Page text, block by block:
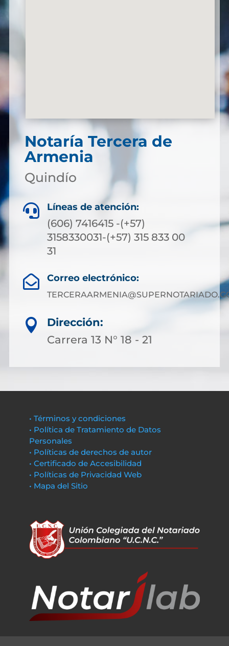
Notaría Tercera de
Armenia
Quindío
 Líneas de atención:
(606) 7416415 -(+57)
3158330031-(+57) 315 833 00
31
 Correo electrónico:

Dirección:
Carrera 13 N° 18 - 21
• Términos y condiciones
• Política de Tratamiento de Datos
Personales
• Políticas de derechos de autor
• Certificado de Accesibilidad
• Políticas de Privacidad Web
• Mapa del Sitio